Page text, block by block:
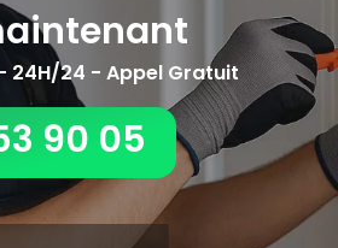
24H/24 - Appel Gratuit
90 05